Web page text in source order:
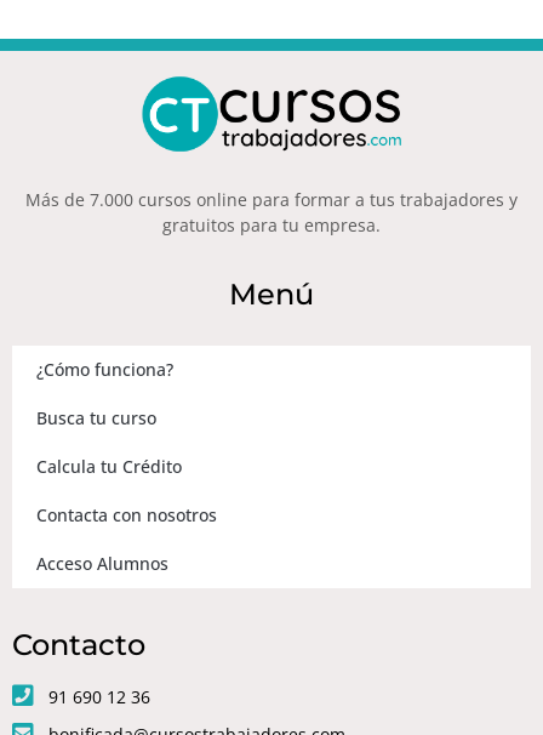
Más de 7.000 cursos online para formar a tus trabajadores y
gratuitos para tu empresa.
Menú
¿Cómo funciona?
Busca tu curso
Calcula tu Crédito
Contacta con nosotros
Acceso Alumnos
Contacto
91 690 12 36